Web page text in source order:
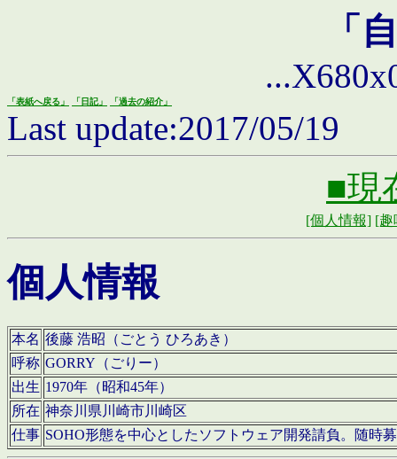
「
「表紙へ戻る」 「日記」 「過去の紹介」
Last update:2017/05/19
■現
[個人情報] [趣
個人情報
本名 後藤 浩昭（ごとう ひろあき）
呼称 GORRY（ごりー）
出生 1970年（昭和45年）
所在 神奈川県川崎市川崎区
仕事 SOHO形態を中心としたソフトウェア開発請負。随時